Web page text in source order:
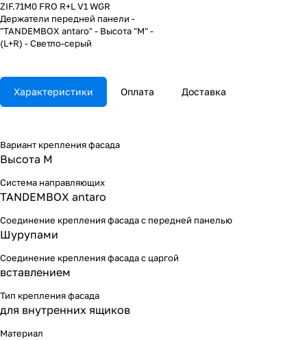
ZIF.71M0 FRO R+L V1 WGR
Держатели передней панели -
"TANDEMBOX antaro" - Высота "M" -
(L+R) - Светло-серый
Характеристики Оплата Доставка
Вариант крепления фасада
Высота M
Система направляющих
TANDEMBOX antaro
Соединение крепления фасада с передней панелью
Шурупами
Соединение крепления фасада с царгой
вставлением
Тип крепления фасада
для внутренних ящиков
Материал